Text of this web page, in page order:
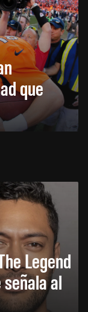
que
Legend
al